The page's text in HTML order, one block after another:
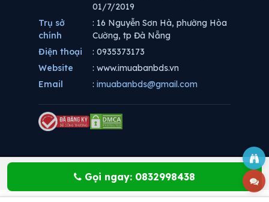
Gọi ngay: 0832998438
01/7/2019
Trụ sở
chính
: 16 Nguyễn Sơn Hà, phường Hòa
Cường, tp Đà Nẵng
Điện thoại
: 0935373173
Website
: www.imuabanbds.vn
Email
: imuabanbds@gmail.com